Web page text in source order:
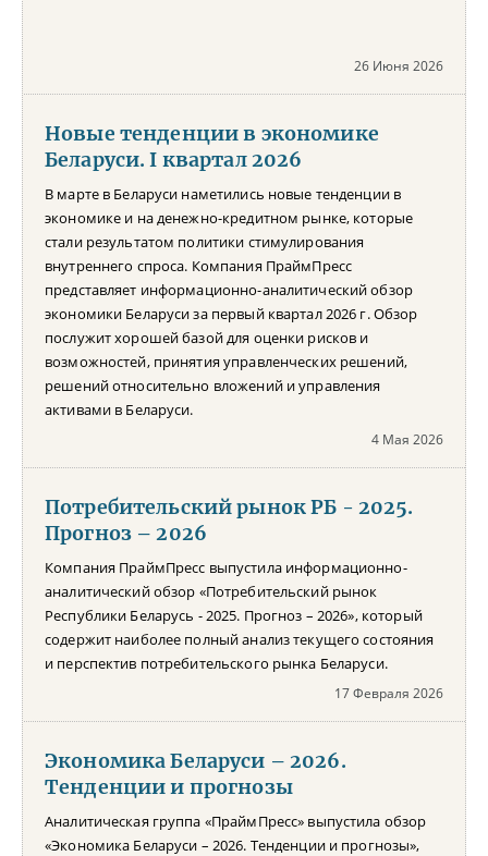
26 Июня 2026
Новые тенденции в экономике
Беларуси. I квартал 2026
В марте в Беларуси наметились новые тенденции в
экономике и на денежно-кредитном рынке, которые
стали результатом политики стимулирования
внутреннего спроса. Компания ПраймПресс
представляет информационно-аналитический обзор
экономики Беларуси за первый квартал 2026 г. Обзор
послужит хорошей базой для оценки рисков и
возможностей, принятия управленческих решений,
решений относительно вложений и управления
активами в Беларуси.
4 Мая 2026
Потребительский рынок РБ - 2025.
Прогноз – 2026
Компания ПраймПресс выпустила информационно-
аналитический обзор «Потребительский рынок
Республики Беларусь - 2025. Прогноз – 2026», который
содержит наиболее полный анализ текущего состояния
и перспектив потребительского рынка Беларуси.
17 Февраля 2026
Экономика Беларуси – 2026.
Тенденции и прогнозы
Аналитическая группа «ПраймПресс» выпустила обзор
«Экономика Беларуси – 2026. Тенденции и прогнозы»,